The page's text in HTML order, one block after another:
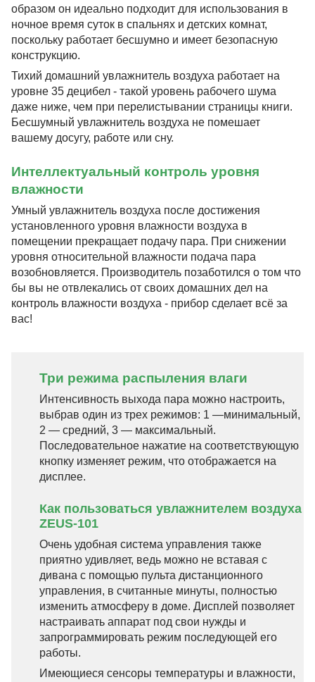
образом он идеально подходит для использования в
ночное время суток в спальнях и детских комнат,
поскольку работает бесшумно и имеет безопасную
конструкцию.
Тихий домашний увлажнитель воздуха работает на
уровне 35 децибел - такой уровень рабочего шума
даже ниже, чем при перелистывании страницы книги.
Бесшумный увлажнитель воздуха не помешает
вашему досугу, работе или сну.
Интеллектуальный контроль уровня
влажности
Умный увлажнитель воздуха после достижения
установленного уровня влажности воздуха в
помещении прекращает подачу пара. При снижении
уровня относительной влажности подача пара
возобновляется. Производитель позаботился о том что
бы вы не отвлекались от своих домашних дел на
контроль влажности воздуха - прибор сделает всё за
вас!
Три режима распыления влаги
Интенсивность выхода пара можно настроить,
выбрав один из трех режимов: 1 —минимальный,
2 — средний, 3 — максимальный.
Последовательное нажатие на соответствующую
кнопку изменяет режим, что отображается на
дисплее.
Как пользоваться увлажнителем воздуха
ZEUS-101
Очень удобная система управления также
приятно удивляет, ведь можно не вставая с
дивана с помощью пульта дистанционного
управления, в считанные минуты, полностью
изменить атмосферу в доме. Дисплей позволяет
настраивать аппарат под свои нужды и
запрограммировать режим последующей его
работы.
Имеющиеся сенсоры температуры и влажности,